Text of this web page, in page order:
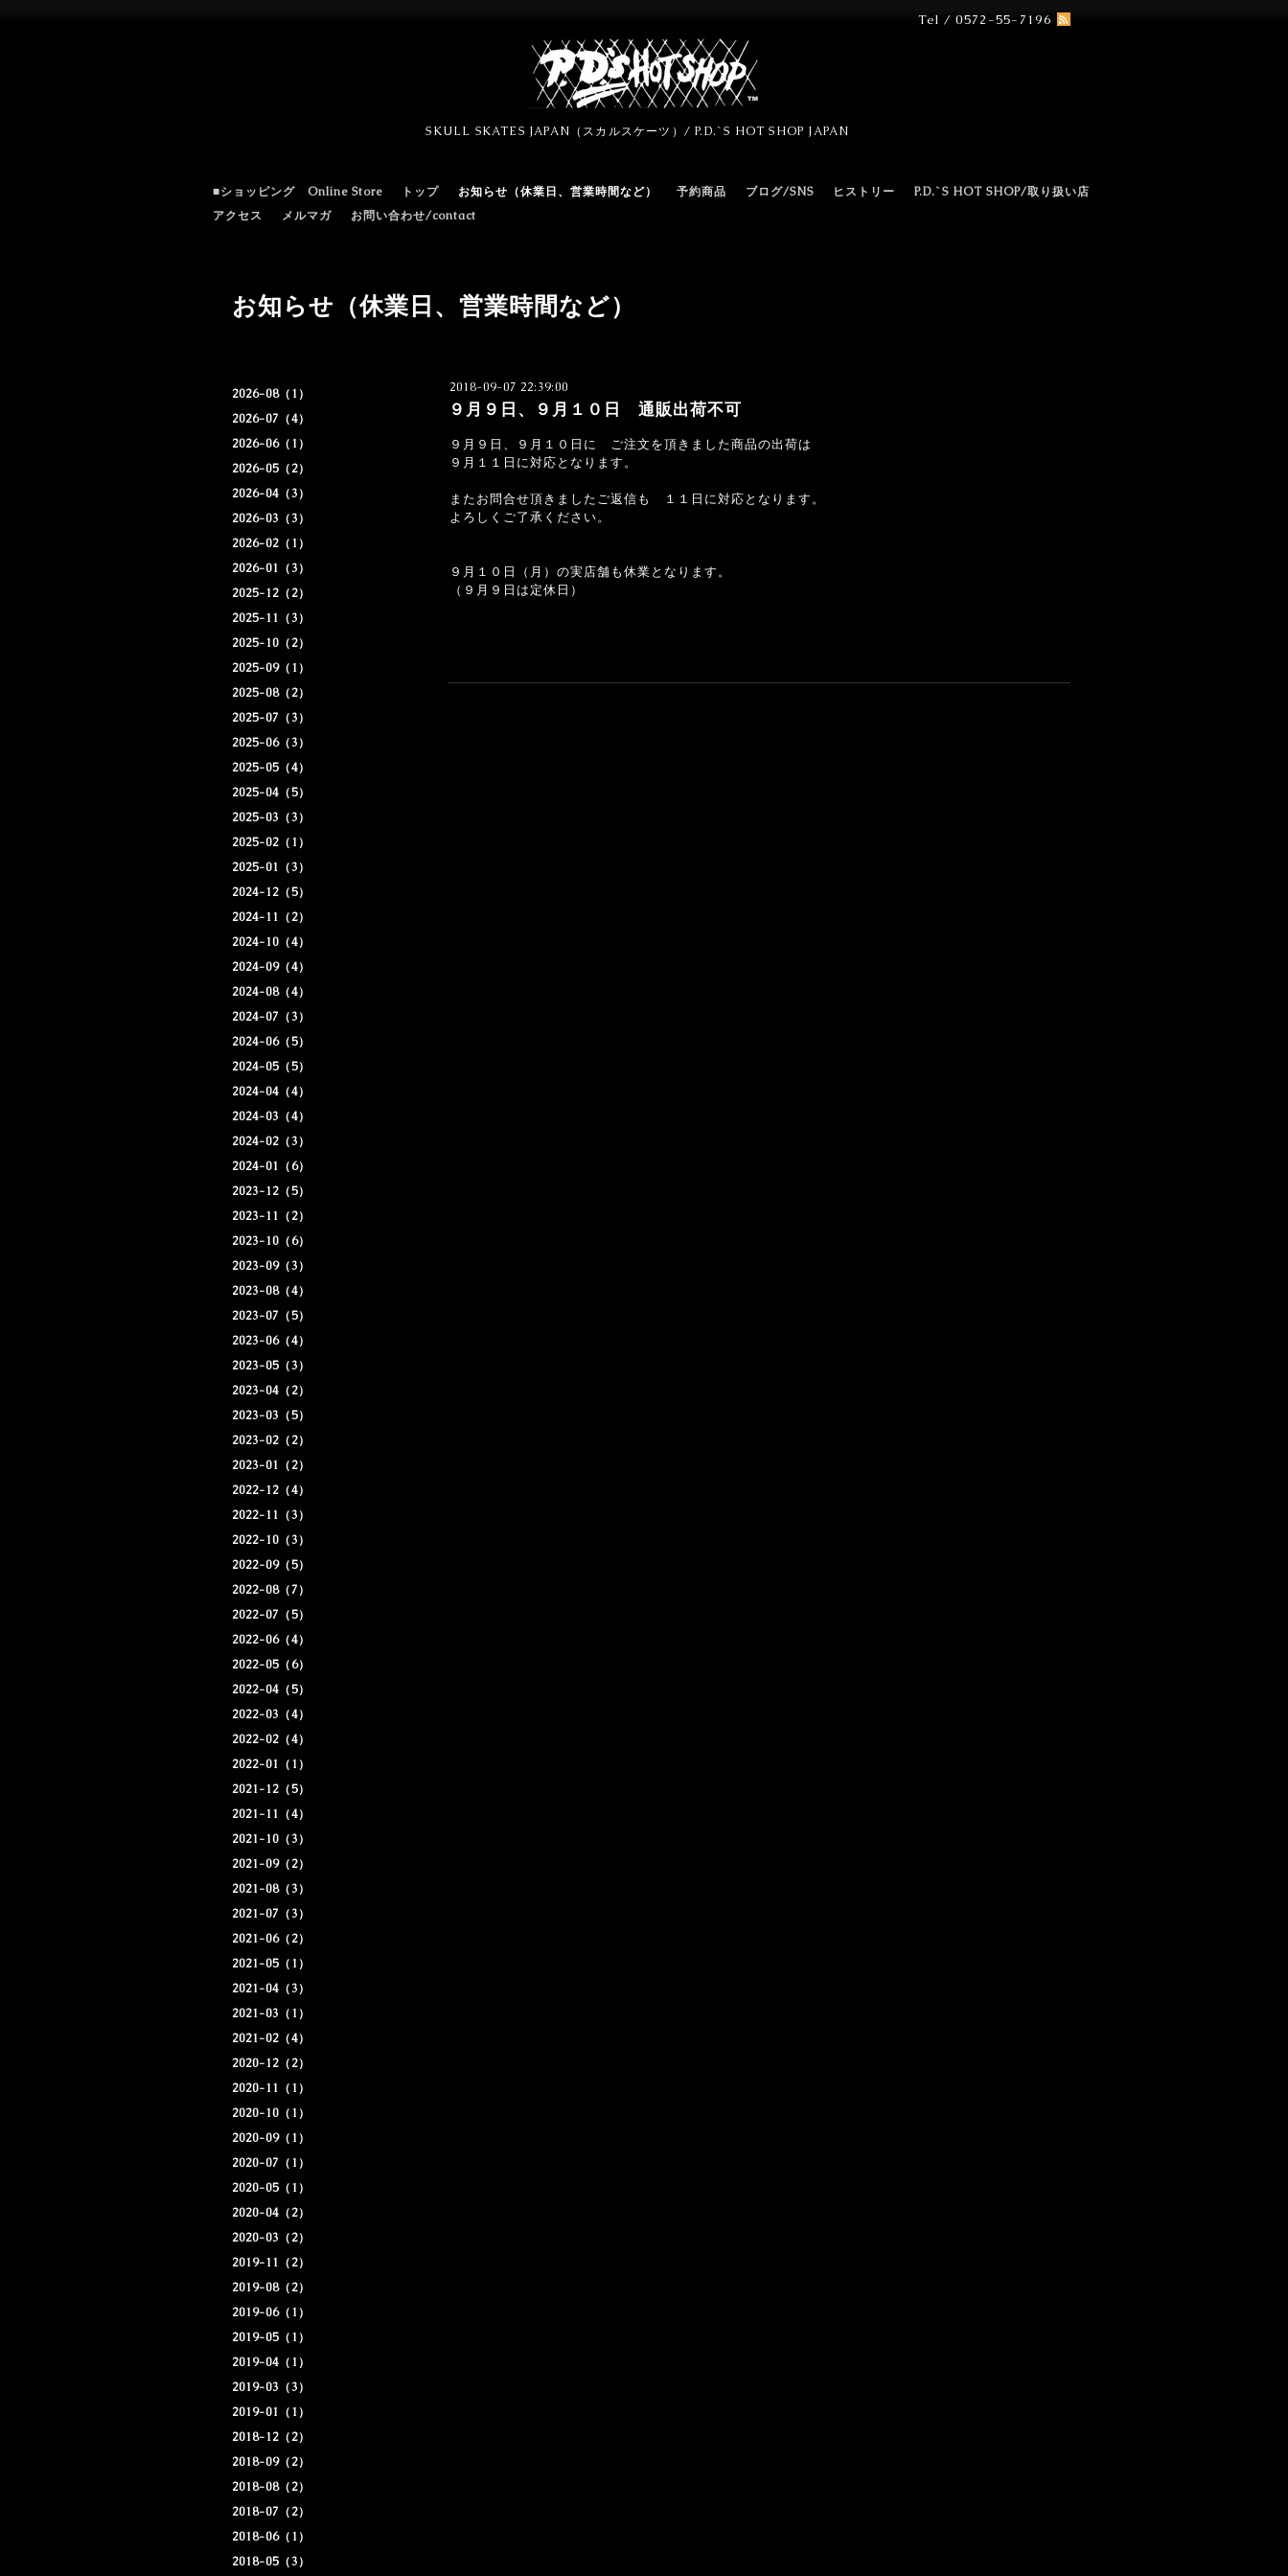
Tel / 0572-55-7196
SKULL SKATES JAPAN（スカルスケーツ）/ P.D.`S HOT SHOP JAPAN
■ショッピング Online Store トップ お知らせ（休業日、営業時間など） 予約商品 ブログ/SNS ヒストリー
P.D.`S HOT SHOP/取り扱い店
アクセス
メルマガ お問い合わせ/contact
2026-08（1）
2026-07（4）
2026-06（1）
2026-05（2）
2026-04（3）
2026-03（3）
2026-02（1）
2026-01（3）
2025-12（2）
2025-11（3）
2025-10（2）
2025-09（1）
2025-08（2）
2025-07（3）
2025-06（3）
2025-05（4）
2025-04（5）
2025-03（3）
2025-02（1）
2025-01（3）
2024-12（5）
2024-11（2）
2024-10（4）
2024-09（4）
2024-08（4）
2024-07（3）
2024-06（5）
2024-05（5）
2024-04（4）
2024-03（4）
2024-02（3）
2024-01（6）
2023-12（5）
2023-11（2）
2023-10（6）
2023-09（3）
2023-08（4）
2023-07（5）
2023-06（4）
2023-05（3）
2023-04（2）
2023-03（5）
2023-02（2）
2023-01（2）
2022-12（4）
2022-11（3）
2022-10（3）
2022-09（5）
2022-08（7）
2022-07（5）
2022-06（4）
2022-05（6）
2022-04（5）
2022-03（4）
2022-02（4）
2022-01（1）
2021-12（5）
2021-11（4）
2021-10（3）
2021-09（2）
2021-08（3）
2021-07（3）
2021-06（2）
2021-05（1）
2021-04（3）
2021-03（1）
2021-02（4）
2020-12（2）
2020-11（1）
2020-10（1）
2020-09（1）
2020-07（1）
2020-05（1）
2020-04（2）
2020-03（2）
2019-11（2）
2019-08（2）
2019-06（1）
2019-05（1）
2019-04（1）
2019-03（3）
2019-01（1）
2018-12（2）
2018-09（2）
2018-08（2）
2018-07（2）
2018-06（1）
2018-05（3）
お知らせ（休業日、営業時間など）
2018-09-07 22:39:00
９月９日、９月１０日 通販出荷不可
９月９日、９月１０日に ご注文を頂きました商品の出荷は
９月１１日に対応となります。
またお問合せ頂きましたご返信も １１日に対応となります。
よろしくご了承ください。
９月１０日（月）の実店舗も休業となります。
（９月９日は定休日）